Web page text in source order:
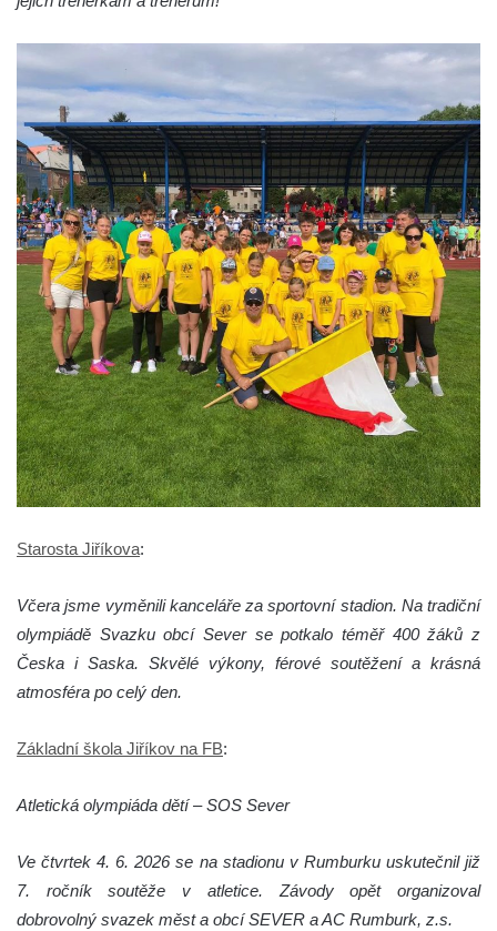
Starosta Jiříkova:
Včera jsme vyměnili kanceláře za sportovní stadion. Na tradiční
olympiádě Svazku obcí Sever se potkalo téměř 400 žáků z
Česka i Saska. Skvělé výkony, férové soutěžení a krásná
atmosféra po celý den.
Základní škola Jiříkov na FB:
Atletická olympiáda dětí – SOS Sever
Ve čtvrtek 4. 6. 2026 se na stadionu v Rumburku uskutečnil již
7. ročník soutěže v atletice. Závody opět organizoval
dobrovolný svazek měst a obcí SEVER a AC Rumburk, z.s.